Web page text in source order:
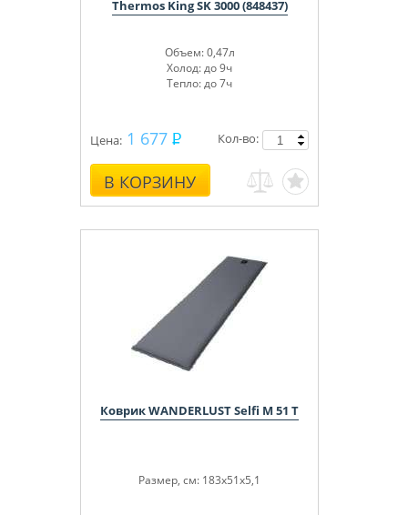
Thermos King SK 3000 (848437)
Объем: 0,47л
Холод: до 9ч
Тепло: до 7ч
Цена: 1 677
В КОРЗИНУ
Кол-во:
Коврик WANDERLUST Selfi M 51 T
Размер, см: 183x51x5,1